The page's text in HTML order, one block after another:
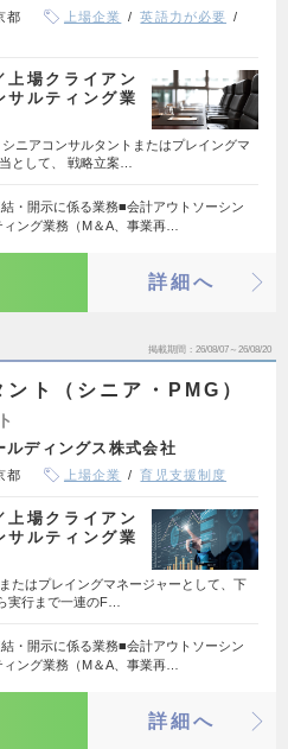
都 上場企業
英語力が必要
上場クライアン
サルティング業
ニアコンサルタントまたはプレイングマ
として、 戦略立案…
結・開示に係る業務■会計アウトソーシン
ング業務（M＆A、事業再…
詳細へ
掲載期間 26/08/07～26/08/20
ト（シニア・PMG）
ディングス株式会社
都 上場企業 育児支援制度
上場クライアン
サルティング業
たはプレイングマネージャーとして、下
実行まで一連のF…
結・開示に係る業務■会計アウトソーシン
ング業務（M＆A、事業再…
詳細へ